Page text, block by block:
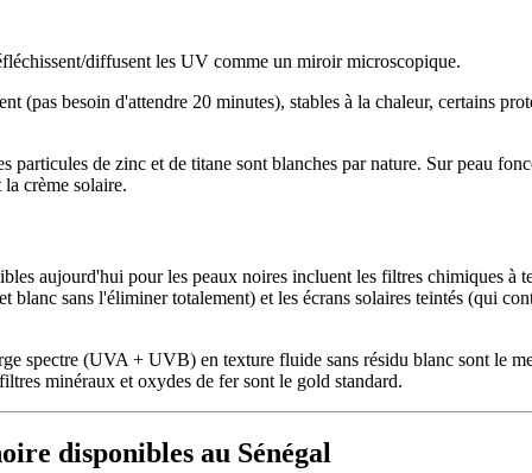
diffusent les UV comme un miroir microscopique.
(pas besoin d'attendre 20 minutes), stables à la chaleur, certains
particules de zinc et de titane sont blanches par nature. Sur peau
crème solaire.
aujourd'hui pour les peaux noires incluent les filtres chimiques à
sans l'éliminer totalement) et les écrans solaires teintés (qui
spectre (UVA + UVB) en texture fluide sans résidu blanc sont le
minéraux et oxydes de fer sont le gold standard.
disponibles au Sénégal